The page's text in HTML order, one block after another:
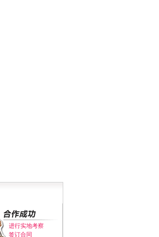
进行实地考察
签订合同